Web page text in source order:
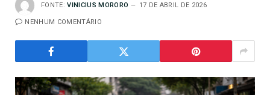
FONTE: VINICIUS MORORO 17 DE ABRIL DE 2026
NENHUM COMENTÁRIO